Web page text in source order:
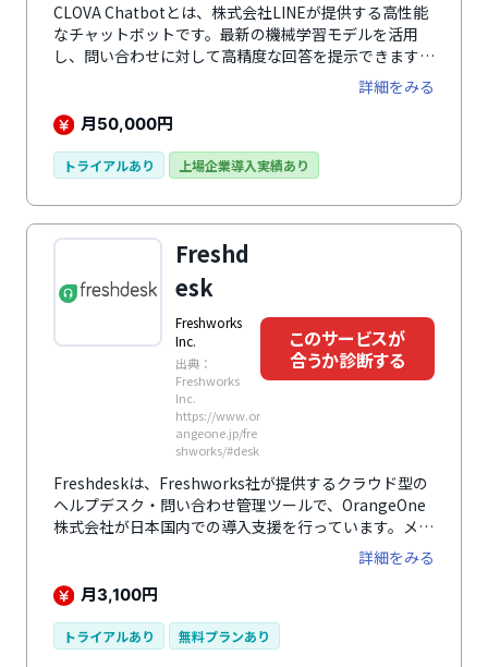
CLOVA Chatbotとは、株式会社LINEが提供する高性能
なチャットボットです。最新の機械学習モデルを活用
し、問い合わせに対して高精度な回答を提示できます。
特に、日本語に対応したAIの開発を中心に行っているた
め、日本において利用しやすいようになっています。
LINEのAIチャットボットであるため、LINEサービスと
WORKSとの連携、LINE Pay決済との連携によるチャッ
ど、日本語以外の多言語にも対応しています。GUIでの
シナリオ設計機能、ユーザーの会話からニーズ・課題を
分析する機能も搭載されています。既存のチャットボッ
トからの乗り換えも可能であり、導入しやすいサービス
となっています。
詳細をみる
月50,000円
トライアルあり 上場企業導入実績あり
Freshd
esk
Freshworks
Inc.
出典：
Freshworks
Inc.
https://www.or
angeone.jp/fre
shworks/#desk
このサービスが
合うか診断する
Freshdeskは、Freshworks社が提供するクラウド型の
ヘルプデスク・問い合わせ管理ツールで、OrangeOne
株式会社が日本国内での導入支援を行っています。メー
ル、フォーム、電話、Slack、Teams、LINEなど、複数
のチャネルからの問い合わせを一元管理し、チームでの
対応を効率化。問い合わせの自動タスク化、AIによる
機能により、対応漏れを防ぎ、顧客満足度を向上させま
詳細をみる
月3,100円
トライアルあり 無料プランあり